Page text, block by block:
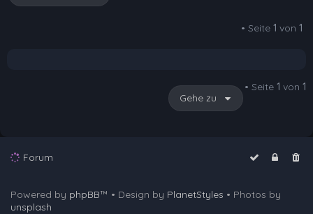
• Seite 1 von 1
• Seite 1 von 1
Gehe zu
Forum
Powered by phpBB™ • Design by PlanetStyles • Photos by
unsplash